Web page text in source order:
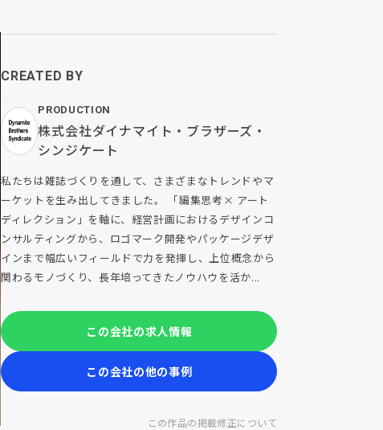
CREATED BY
PRODUCTION
株式会社ダイナマイト・ブラザーズ・
シンジケート
私たちは雑誌づくりを通して、さまざまなトレンドやマ
ーケットを生み出してきました。 「編集思考× アート
ディレクション」を軸に、経営計画におけるデザインコ
ンサルティングから、ロゴマーク開発やパッケージデザ
インまで幅広いフィールドで力を発揮し、上位概念から
関わるモノづくり、長年培ってきたノウハウを活か...
この会社の求人情報
この会社の他の事例
この作品の掲載修正について